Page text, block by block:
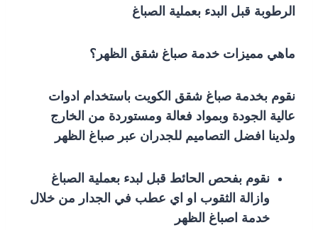
الرطوبة قبل البدء بعملية الصباغ
ماهي مميزات خدمة صباغ شقق الظهر؟
نقوم بخدمة صباغ شقق الكويت باستخدام ادوات
عالية الجودة وبمواد فعالة ومستوردة من الخارج
ولدينا افضل التصاميم للجدران عبر صباغ الظهر
نقوم بفحص الحائط قبل لبدء بعملية الصباغ
وازالة الثقوب او اي عطب في الجدار من خلال
خدمة اصباغ الظهر